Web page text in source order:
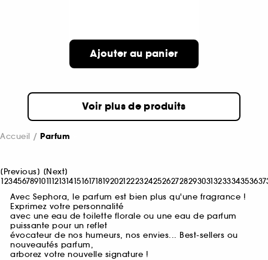
Ajouter au panier
Voir plus de produits
Accueil Parfum
[Previous] [Next]
12345678910111213141516171819202122232425262728293031323334353637
Avec Sephora, le parfum est bien plus qu'une fragrance !
Exprimez votre personnalité
avec une eau de toilette florale ou une eau de parfum
puissante pour un reflet
évocateur de nos humeurs, nos envies... Best-sellers ou
nouveautés parfum,
arborez votre nouvelle signature !